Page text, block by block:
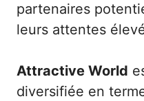
partenaires
leurs attentes
Attractive World
diversifiée en